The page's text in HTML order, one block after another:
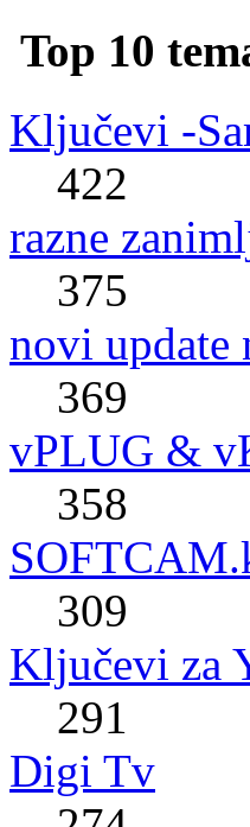
Top 10
Ključevi -
422
razne
375
novi update
369
vPLUG &
358
309
Ključevi za
291
Digi Tv